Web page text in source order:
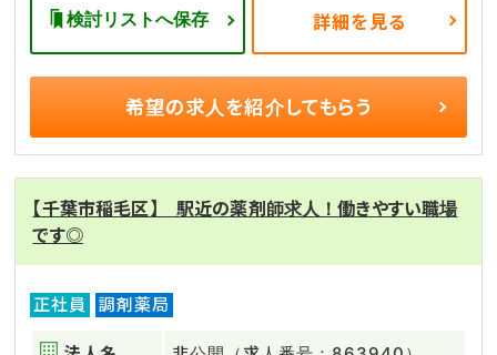
検討リストへ保存 詳細を見る
希望の求人を紹介してもらう
【千葉市稲毛区】 駅近の薬剤師求人！働きやすい職場
です◎
正社員 調剤薬局